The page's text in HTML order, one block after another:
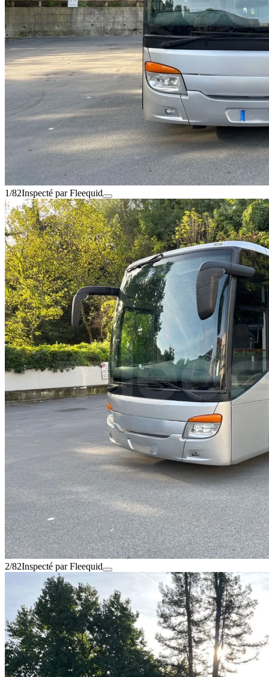
1/82Inspecté par Fleequid
2/82Inspecté par Fleequid